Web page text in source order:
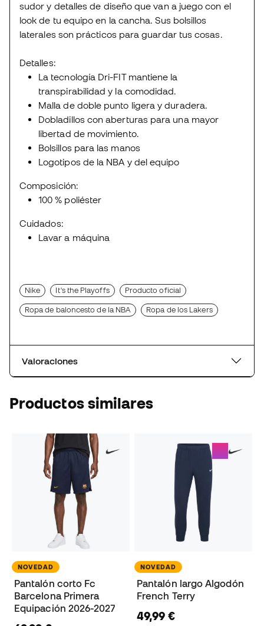
sudor y detalles de diseño que van a juego con el
look de tu equipo en la cancha. Sus bolsillos
laterales son prácticos para guardar tus cosas.
Detalles:
La tecnología Dri-FIT mantiene la
transpirabilidad y la comodidad.
Malla de doble punto ligera y duradera.
Dobladillos con aberturas para una mayor
libertad de movimiento.
Bolsillos para las manos
Logotipos de la NBA y del equipo
Composición:
100 % poliéster
Cuidados:
Lavar a máquina
Nike It's the Playoffs Producto oficial
Ropa de baloncesto de la NBA Ropa de los Lakers
Valoraciones
Productos similares
NOVEDAD
Pantalón corto Fc
Barcelona Primera
Equipación 2026-2027
NOVEDAD
Pantalón largo Algodón
French Terry
49,99 €